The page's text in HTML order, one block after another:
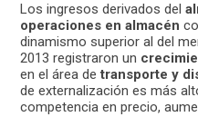
Los ingresos derivados del
operaciones en almacén
dinamismo superior al del
2013 registraron un
en el área detransporte y
de externalización es más
competencia en precio,